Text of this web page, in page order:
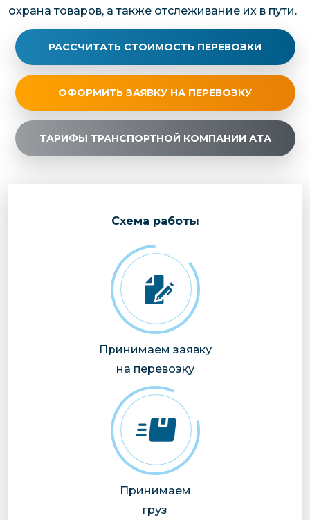
охрана товаров, а также отслеживание их в пути.
РАССЧИТАТЬ СТОИМОСТЬ ПЕРЕВОЗКИ
ОФОРМИТЬ ЗАЯВКУ НА ПЕРЕВОЗКУ
ТАРИФЫ ТРАНСПОРТНОЙ КОМПАНИИ АТА
Cхема работы
Принимаем заявку
на перевозку
Принимаем
груз